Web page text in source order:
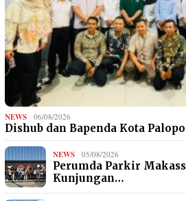
NEWS 06/08/2026
Dishub dan Bapenda Kota
NEWS 05/08/2026
Perumda Parkir
Kunjungan…